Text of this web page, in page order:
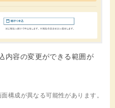
内容の変更ができる範囲が
構成が異なる可能性があります。